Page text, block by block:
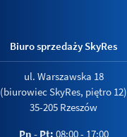
Biuro sprzedaży SkyRes
ul. Warszawska 18
(biurowiec SkyRes, piętro 12)
35-205 Rzeszów
Pn - Pt: 08:00 - 17:00